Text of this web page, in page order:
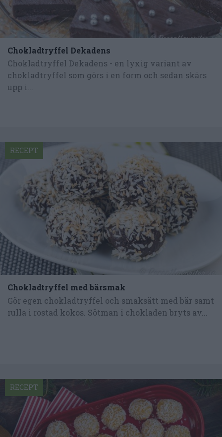
Chokladtryffel Dekadens
Chokladtryffel Dekadens - en lyxig variant av
chokladtryffel som görs i en form och sedan skärs
upp i...
Chokladtryffel med bärsmak
Gör egen chokladtryffel och smaksätt med bär samt
rulla i rostad kokos. Sötman i chokladen bryts av...
RECEPT
RECEPT